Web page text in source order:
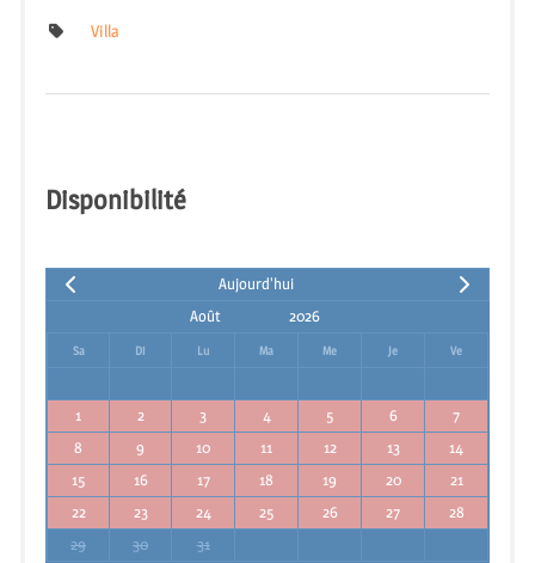
Villa
Disponibilité
Aujourd'hui
Sa Di Lu Ma Me Je Ve
1 2 3 4 5 6
7
8
9 10 11 12 13
14
15
16 17 18 19 20
21
22
23 24 25 26 27
28
29
30
31